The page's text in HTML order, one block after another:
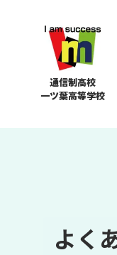
通信制高校
一ツ葉高等学校
よく